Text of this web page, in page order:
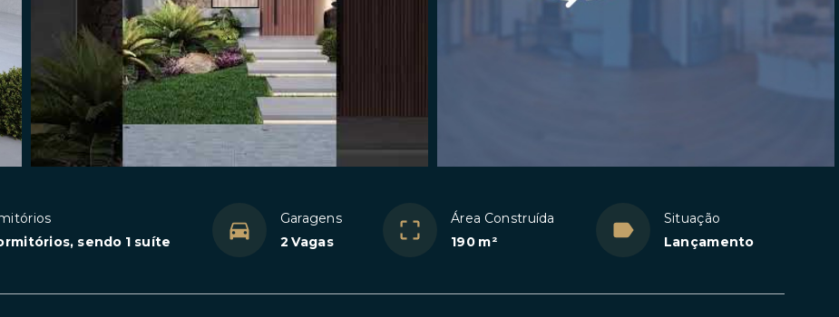
sendo 1 suíte
Garagens
2 Vagas
Área Construída
190 m²
Situação
Lançamento